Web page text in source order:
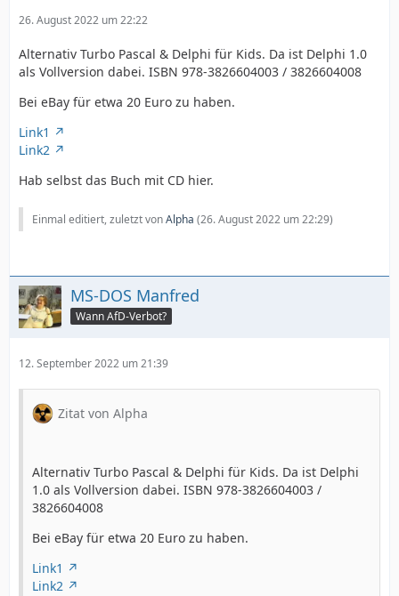
26. August 2022 um 22:22
Alternativ Turbo Pascal & Delphi für Kids. Da ist Delphi 1.0
als Vollversion dabei. ISBN 978-3826604003 / 3826604008
Bei eBay für etwa 20 Euro zu haben.
Link1
Link2
Hab selbst das Buch mit CD hier.
Einmal editiert, zuletzt vonAlpha (26. August 2022 um 22:29)
MS-DOS Manfred
Wann AfD-Verbot?
12. September 2022 um 21:39
Zitat von Alpha
Alternativ Turbo Pascal & Delphi für Kids. Da ist Delphi
1.0 als Vollversion dabei. ISBN 978-3826604003 /
3826604008
Bei eBay für etwa 20 Euro zu haben.
Link1
Link2